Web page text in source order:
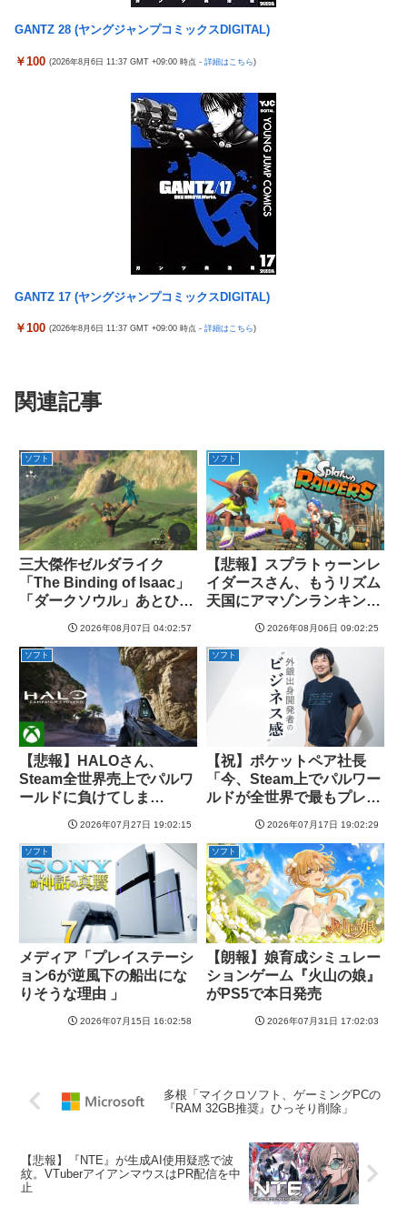
GANTZ 28 (ヤングジャンプコミックスDIGITAL)
￥100 (2026年8月6日 11:37 GMT +09:00 時点 - 詳細はこちら)
GANTZ 17 (ヤングジャンプコミックスDIGITAL)
￥100 (2026年8月6日 11:37 GMT +09:00 時点 - 詳細はこちら)
関連記事
ソフト
三大傑作ゼルダライク
「The Binding of Isaac」
「ダークソウル」あとひと
2026年08月07日 04:02:57
ソフト
【悲報】スプラトゥーンレ
イダースさん、もうリズム
天国にアマゾンランキング
2026年08月06日 09:02:25
ソフト
【悲報】HALOさん、
Steam全世界売上でパルワ
ールドに負けてしま
2026年07月27日 19:02:15
ソフト
【祝】ポケットペア社長
「今、Steam上でパルワー
ルドが全世界で最もプレイ
2026年07月17日 19:02:29
ソフト
メディア「プレイステーシ
ョン6が逆風下の船出にな
りそうな理由 」
2026年07月15日 16:02:58
ソフト
【朗報】娘育成シミュレー
ションゲーム『火山の娘』
がPS5で本日発売
2026年07月31日 17:02:03
多根「マイクロソフト、ゲーミングPCの
『RAM 32GB推奨』ひっそり削除」
【悲報】『NTE』が生成AI使用疑惑で波
紋。VTuberアイアンマウスはPR配信を中
止